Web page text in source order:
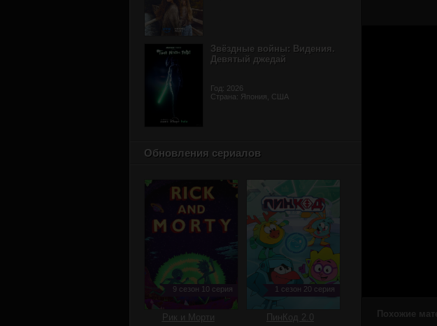
Похожие
Звёздные войны: Видения.
Девятый джедай
Год: 2026
Страна: Япония, США
Обновления сериалов
9 сезон 10 серия
Рик и Морти
1 сезон 20 серия
ПинКод 2.0